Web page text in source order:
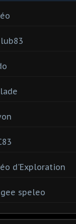
d'Exploration
speleo